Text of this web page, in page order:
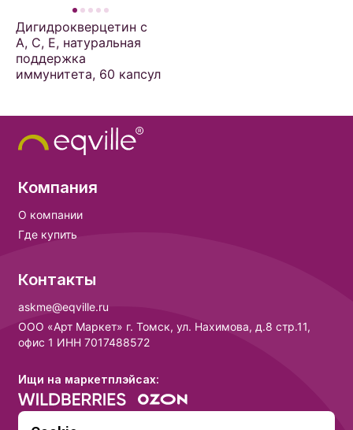
Дигидрокверцетин с
А, С, Е, натуральная
поддержка
иммунитета, 60 капсул
Компания
О компании
Где купить
Контакты
askme@eqville.ru
ООО «Арт Маркет» г. Томск, ул. Нахимова, д.8 стр.11,
офис 1 ИНН 7017488572
Ищи на маркетплэйсах: